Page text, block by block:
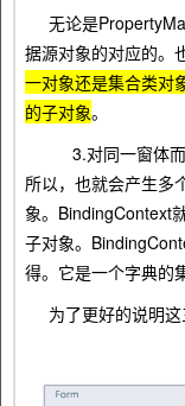
无论是
据源对象的对应的。
一对象还是集合类对
的子对象。
3.对同一窗体而言
所以，也就会产生多
象。BindingContext
子对象。
得。它是一个字典的
为了更好的说明这